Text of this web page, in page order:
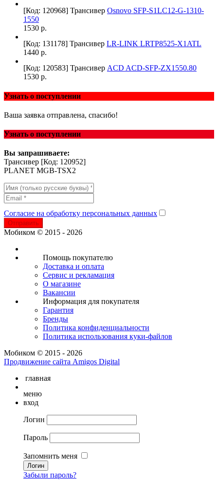
[Код: 120968] Трансивер Osnovo SFP-S1LC12-G-1310-
1550
1530 р.
[Код: 131178] Трансивер LR-LINK LRTP8525-X1ATL
1440 р.
[Код: 120583] Трансивер ACD ACD-SFP-ZX1550.80
1530 р.
Узнать о поступлении
Ваша заявка отправлена, спасибо!
Узнать о поступлении
Вы запрашиваете:
Трансивер [Код: 120952]
PLANET MGB-TSX2
Согласие на обработку персональных данных
Отправить
Мобиком © 2015 - 2026
Помощь покупателю
Доставка и оплата
Сервис и рекламация
О магазине
Вакансии
Информация для покупателя
Гарантия
Бренды
Политика конфиденциальности
Политика использования куки-файлов
Мобиком © 2015 - 2026
Продвижение сайта Amigos Digital
главная
меню
вход
Логин
Пароль
Запомнить меня
Забыли пароль?